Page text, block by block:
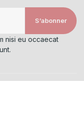
S’abonner
nisi eu occaecat